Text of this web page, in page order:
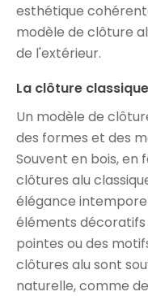
esthétique
modèle de clôture
de l'extérieur.
La clôture classique
Un modèle de
des formes et des
Souvent en bois, en
clôtures alu
élégance
éléments décoratifs
pointes ou des
clôtures alu sont
naturelle, comme